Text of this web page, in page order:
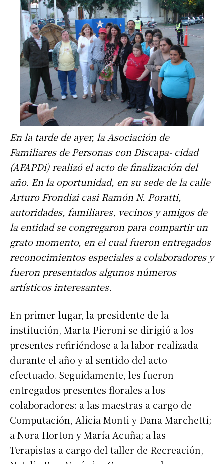
En la tarde de ayer, la Asociación de
Familiares de Personas con Discapa- cidad
(AFAPDi) realizó el acto de finalización del
año. En la oportunidad, en su sede de la calle
Arturo Frondizi casi Ramón N. Poratti,
autoridades, familiares, vecinos y amigos de
la entidad se congregaron para compartir un
grato momento, en el cual fueron entregados
reconocimientos especiales a colaboradores y
fueron presentados algunos números
artísticos interesantes.
En primer lugar, la presidente de la
institución, Marta Pieroni se dirigió a los
presentes refiriéndose a la labor realizada
durante el año y al sentido del acto
efectuado. Seguidamente, les fueron
entregados presentes florales a los
colaboradores: a las maestras a cargo de
Computación, Alicia Monti y Dana Marchetti;
a Nora Horton y María Acuña; a las
Terapistas a cargo del taller de Recreación,